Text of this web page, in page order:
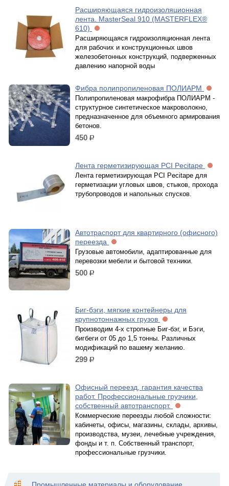
Расширяющаяся гидроизоляционная
лента. MasterSeal 910 (MASTERFLEX®
610)
Расширяющаяся гидроизоляционная лента
для рабочих и конструкционных швов
железобетонных конструкций, подверженных
давлению напорной воды
Фибра полипропиленовая ПОЛИАРМ
Полипропиленовая макрофибра ПОЛИАРМ -
структурное синтетическое макроволокно,
предназначенное для объемного армирования
бетонов.
450 р.
Лента герметизирующая PCI Pecitape
Лента герметизирующая PCI Pecitape для
герметизации угловых швов, стыков, прохода
трубопроводов и напольных спусков.
Автотраспорт для квартирного (офисного)
переезда
Грузовые автомобили, адаптированные для
перевозки мебели и бытовой техники.
500 р.
Биг-бэги, мягкие контейнеры для
крупнотоннажных грузов
Производим 4-х стропные Биг-бэг, и Бэги,
бигбеги от 05 до 1,5 тонны. Различных
модификаций по вашему желанию.
299 р.
Офисный переезд, гарантия качества
работ. Профессиональные грузчики,
собственный автотранспорт.
Коммерческие переезды любой сложности:
кабинеты, офисы, магазины, склады, архивы,
производства, музеи, лечебные учреждения,
фонды и т. п. Собственный транспорт,
профессиональные грузчики.